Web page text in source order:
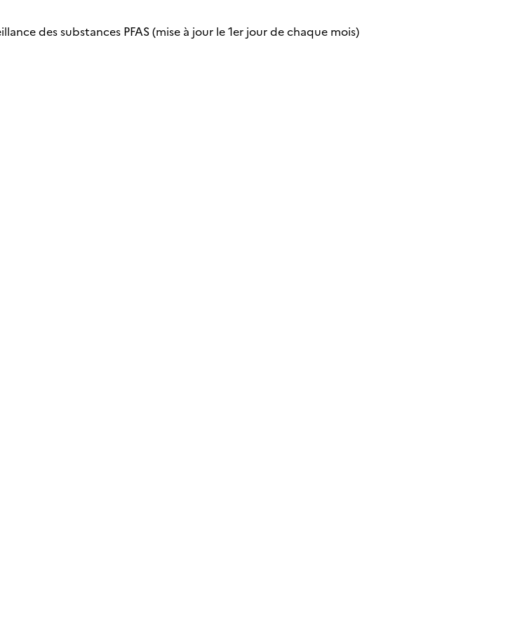
des substances PFAS (mise à jour le 1er jour de chaque mois)